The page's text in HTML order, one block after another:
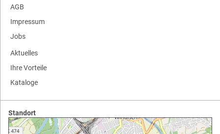
AGB
Impressum
Jobs
Aktuelles
Ihre Vorteile
Kataloge
Standort